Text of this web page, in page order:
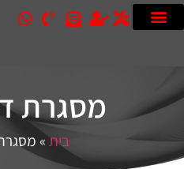
מסגרת
בית»